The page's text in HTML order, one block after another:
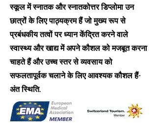
स्कूल में स्नातक और स्नातकोत्तर डिप्लोमा उन
छात्रों के लिए पाठ्यक्रम हैं जो मुख्य रूप से
प्रबंधकीय तत्वों पर ध्यान केंद्रित करने वाले
स्वास्थ्य और खाद्य में अपने कौशल को मजबूत करना
चाहते हैं और उच्च स्तर से व्यवसाय को
सफलतापूर्वक चलाने के लिए आवश्यक कौशल हैं-
अंत स्थिति.